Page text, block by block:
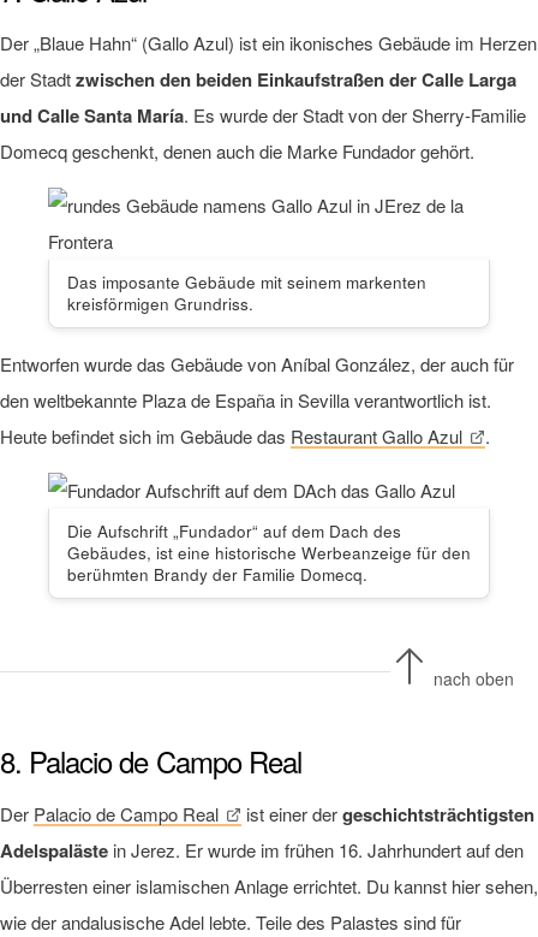
Der „Blaue Hahn“ (Gallo Azul) ist ein ikonisches Gebäude im Herzen
der Stadtzwischen den beiden Einkaufstraßen der Calle Larga
und Calle Santa María. Es wurde der Stadt von der Sherry-Familie
Domecq geschenkt, denen auch die Marke Fundador gehört.
Das imposante Gebäude mit seinem markenten
kreisförmigen Grundriss.
Entworfen wurde das Gebäude von Aníbal González, der auch für
den weltbekannte Plaza de España in Sevilla verantwortlich ist.
Heute befindet sich im Gebäude das Restaurant Gallo Azul .
Die Aufschrift „Fundador“ auf dem Dach des
Gebäudes, ist eine historische Werbeanzeige für den
berühmten Brandy der Familie Domecq.
nach oben
8. Palacio de Campo Real
Der Palacio de Campo Real ist einer dergeschichtsträchtigsten
Adelspaläste in Jerez. Er wurde im frühen 16. Jahrhundert auf den
Überresten einer islamischen Anlage errichtet. Du kannst hier sehen,
wie der andalusische Adel lebte. Teile des Palastes sind für